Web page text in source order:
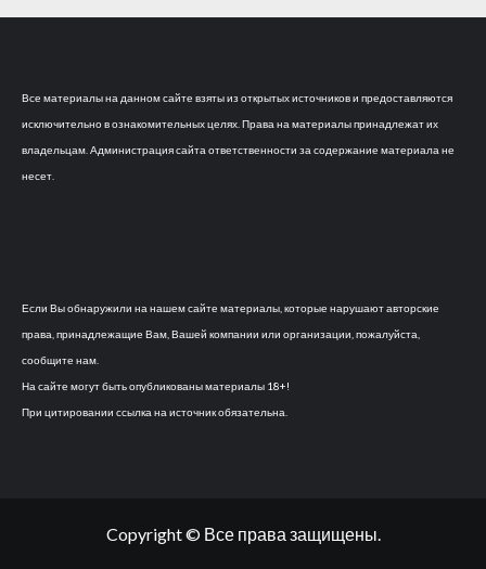
Все материалы на данном сайте взяты из открытых источников и предоставляются
исключительно в ознакомительных целях. Права на материалы принадлежат их
владельцам. Администрация сайта ответственности за содержание материала не
несет.
Если Вы обнаружили на нашем сайте материалы, которые нарушают авторские
права, принадлежащие Вам, Вашей компании или организации, пожалуйста,
сообщите нам.
На сайте могут быть опубликованы материалы 18+!
При цитировании ссылка на источник обязательна.
Copyright © Все права защищены.